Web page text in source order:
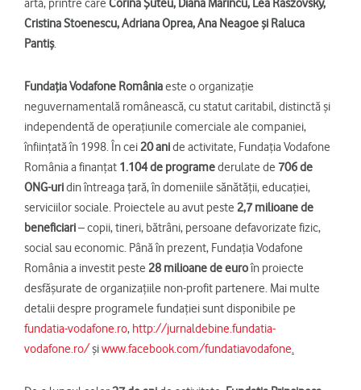
artă, printre care Corina Șuteu, Diana Marincu, Lea Raszovsky,
Cristina Stoenescu, Adriana Oprea, Ana Neagoe şi Raluca
Pantiş.
Fundaţia Vodafone Româniaeste o organizaţie
neguvernamentală românească, cu statut caritabil, distinctă şi
independentă de operaţiunile comerciale ale companiei,
înfiinţată în 1998. În cei 20 anide activitate, Fundaţia Vodafone
România a finanţat 1.104 de programederulate de 706 de
ONG-uridin întreaga țară, în domeniile sănătăţii, educaţiei,
serviciilor sociale. Proiectele au avut peste 2,7 milioane de
beneficiari– copii, tineri, bătrâni, persoane defavorizate fizic,
social sau economic. Până în prezent, Fundaţia Vodafone
România a investit peste 28 milioane de euroîn proiecte
desfăşurate de organizaţiile non-profit partenere. Mai multe
detalii despre programele fundaţiei sunt disponibile pe
fundatia-vodafone.ro, http://jurnaldebine.fundatia-
vodafone.ro/șiwww.facebook.com/fundatiavodafone.